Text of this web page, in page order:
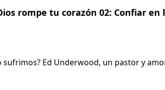
rompe tu corazón 02: Confiar en
sufrimos? Ed Underwood, un pastor y
sorprendido por una forma crónica de